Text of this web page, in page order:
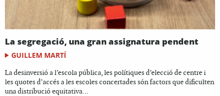
La segregació, una gran assignatura pendent
GUILLEM MARTÍ
La desinversió a l’escola pública, les polítiques d’elecció de centre i
les quotes d’accés a les escoles concertades són factors que dificulten
una distribució equitativa...